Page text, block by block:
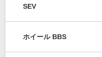
SEV
ホイール BBS